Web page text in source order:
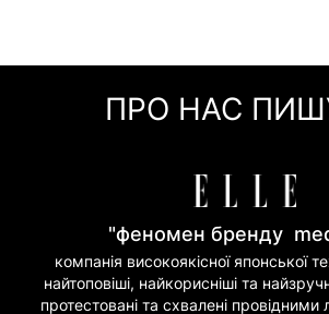
Покупка частинами (Моно Банк)
ПРО НАС
"феномен бренду
компанія високоякісної японської
найтоповіші, найкорисніші та
протестовані та схвалені